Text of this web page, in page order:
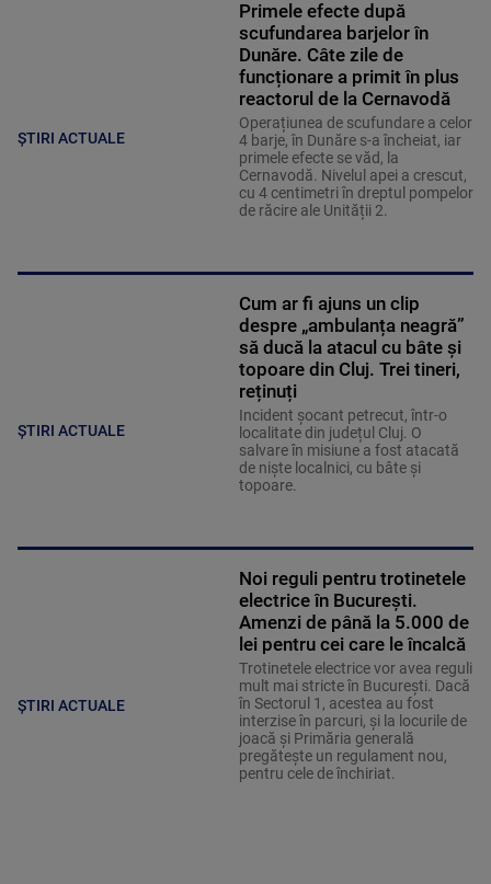
ȘTIRI ACTUALE
Primele efecte după
scufundarea barjelor în
Dunăre. Câte zile de
funcționare a primit în plus
reactorul de la Cernavodă
Operațiunea de scufundare a celor
4 barje, în Dunăre s-a încheiat, iar
primele efecte se văd, la
Cernavodă. Nivelul apei a crescut,
cu 4 centimetri în dreptul pompelor
de răcire ale Unității 2.
ȘTIRI ACTUALE
Cum ar fi ajuns un clip
despre „ambulanța neagră”
să ducă la atacul cu bâte și
topoare din Cluj. Trei tineri,
reținuți
Incident șocant petrecut, într-o
localitate din județul Cluj. O
salvare în misiune a fost atacată
de niște localnici, cu bâte și
topoare.
ȘTIRI ACTUALE
Noi reguli pentru trotinetele
electrice în București.
Amenzi de până la 5.000 de
lei pentru cei care le încalcă
Trotinetele electrice vor avea reguli
mult mai stricte în București. Dacă
în Sectorul 1, acestea au fost
interzise în parcuri, și la locurile de
joacă și Primăria generală
pregătește un regulament nou,
pentru cele de închiriat.